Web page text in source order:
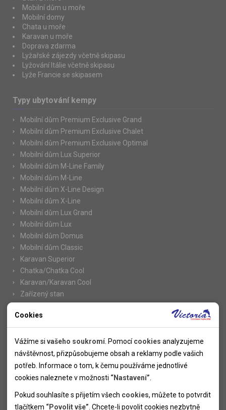
Mobilní dům u moře
Mobilní domy
Chata u moře
Karavan u moře
Doprava zdarma
Lyžařské zájezdy včetně skipasu
Lyžování Itálie včetně skipasu
Lyže Francie se skipasem
Typy ubytování kempy
Mobilní dům Premium Exclusive Grand
Mobilní dům Premium Exclusive Chalet
Mobilní dům Premium Exclusive Optimal
Mobilní dům Lux Superior
Mobilní dům M-Line Family
Mobilní dům M-Line
Mobilní dům X-Line Design
Mobilní dům X-Line
Mobilní dům Lux Grand
Mobilní dům Lux
Mobilní dům Domus
Mobilní dům Classic
Karavan Superior
Chatka/Chatka Cool
Karavan/Karavan Cool
Zařízený stan
Informace
Novinky
Kolektivy
SUPER FIRST MINUTE
Informace k letním pobytům
Informace o letecké dopravě
Cookies
Vážíme si vašeho soukromí . Pomocícookies analyzujeme
návštěvnost, přizpůsobujeme obsah a reklamy podle vašich
potřeb. Informace o tom, k čemu používáme jednotlivé
cookies naleznete v možnosti “Nastavení”
Pokud souhlasíte s přijetím všech cookies, můžete to potvrdit
tlačítkem “Povolit vše” . Chcete-li povolit cookies nezbytně
Nutné cookies pomáhají, aby byla webová stránka použitelná
tak, že umožní základní funkce jako navigace stránky a
přístup k zabezpečeným sekcím webové stránky. Webová
stránka nemůže správně fungovat bez těchto cookies.
Analytické cookies